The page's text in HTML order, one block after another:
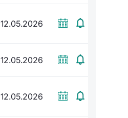
12.05.2026
12.05.2026
12.05.2026